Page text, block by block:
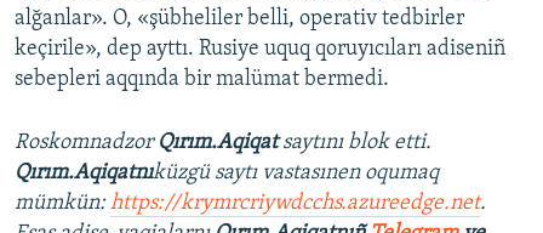
alğanlar». O, «şübheliler belli, operativ tedbirler
keçirile», dep ayttı. Rusiye uquq qoruyıcıları adiseniñ
sebepleri aqqında bir malümat bermedi.
Roskomnadzor Qırım.Aqiqatsaytını blok etti.
Qırım.Aqiqatnıküzgü saytı vastasınen oqumaq
mümkün:https://krymrcriywdcchs.azureedge.net.